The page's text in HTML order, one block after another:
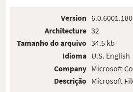
Version
Architecture
Tamanho do arquivo
Idioma
Company
Descrição
32
34.5 kb
U.S. English
Microsoft
Microsoft